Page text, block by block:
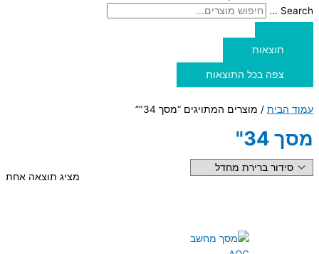
Search ...
תוצאות
צפה בכל התוצאות
עמוד הבית / מוצרים המתויגים “מסך 34"”
מסך 34"
מציג תוצאה אחת